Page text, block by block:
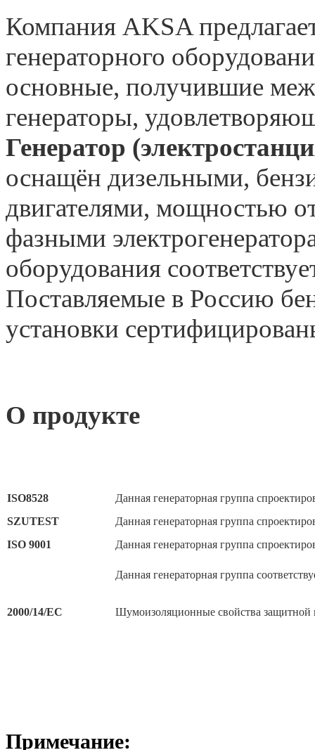
Компания AKSA
генераторного
основные, получившие
генераторы,
Генератор
оснащён дизельными,
двигателями, мощностью
фазными
оборудования
Поставляемые в Россию
установки
О продукте
ISO8528
Данная генераторная группа
SZUTEST
Данная генераторная группа
ISO 9001
Данная генераторная группа
Данная генераторная группа
2000/14/EC Шумоизоляционные свойства
Примечание: